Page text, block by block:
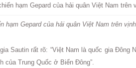
hạm Gepard của hải quân Việt Nam trên
Sautin rất rõ: “Việt Nam là quốc gia Đông
của Trung Quốc ở Biển Đông”.